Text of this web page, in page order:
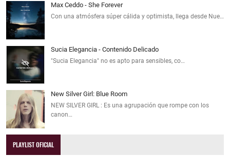
Max Ceddo - She Forever
Con una atmósfera súper cálida y optimista, llega desde Nue…
Sucia Elegancia - Contenido Delicado
"Sucia Elegancia" no es apto para sensibles, co…
New Silver Girl: Blue Room
NEW SILVER GIRL : Es una agrupación que rompe con los
canon…
PLAYLIST OFICIAL